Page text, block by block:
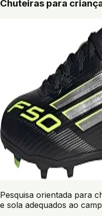
Chuteiras para
Pesquisa orientada para
e sola adequados ao